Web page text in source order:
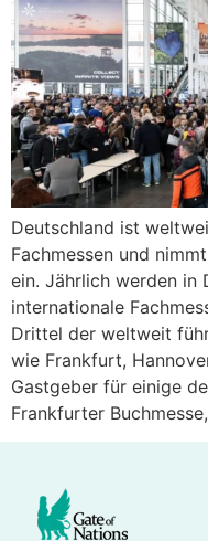
Deutschland ist
Fachmessen und
ein. Jährlich werden in
internationale
Drittel der weltweit
wie Frankfurt,
Gastgeber für einige
Frankfurter